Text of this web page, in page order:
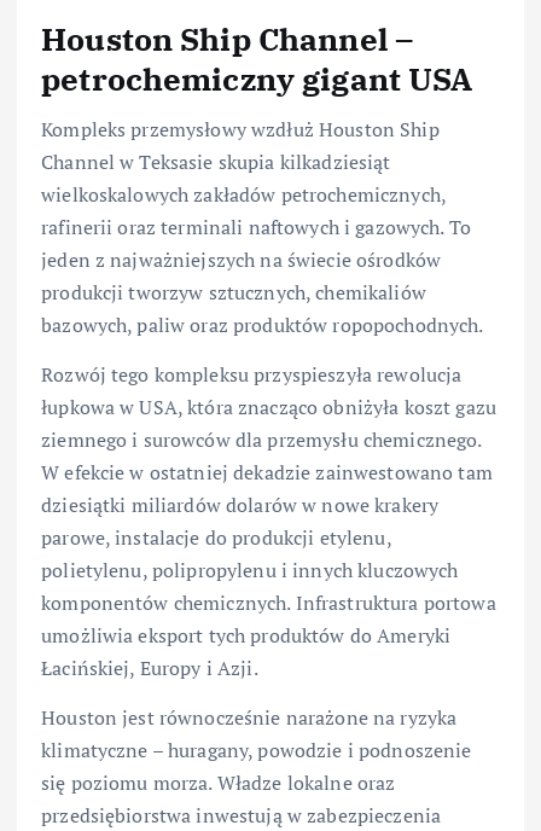
Houston Ship Channel –
petrochemiczny gigant USA
Kompleks przemysłowy wzdłuż Houston Ship
Channel w Teksasie skupia kilkadziesiąt
wielkoskalowych zakładów petrochemicznych,
rafinerii oraz terminali naftowych i gazowych. To
jeden z najważniejszych na świecie ośrodków
produkcji tworzyw sztucznych, chemikaliów
bazowych, paliw oraz produktów ropopochodnych.
Rozwój tego kompleksu przyspieszyła rewolucja
łupkowa w USA, która znacząco obniżyła koszt gazu
ziemnego i surowców dla przemysłu chemicznego.
W efekcie w ostatniej dekadzie zainwestowano tam
dziesiątki miliardów dolarów w nowe krakery
parowe, instalacje do produkcji etylenu,
polietylenu, polipropylenu i innych kluczowych
komponentów chemicznych. Infrastruktura portowa
umożliwia eksport tych produktów do Ameryki
Łacińskiej, Europy i Azji.
Houston jest równocześnie narażone na ryzyka
klimatyczne – huragany, powodzie i podnoszenie
się poziomu morza. Władze lokalne oraz
przedsiębiorstwa inwestują w zabezpieczenia